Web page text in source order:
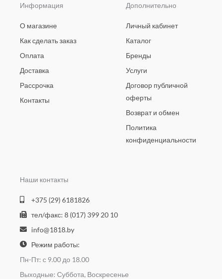
Информация
О магазине
Как сделать заказ
Оплата
Доставка
Рассрочка
Контакты
Дополнительно
Личный кабинет
Каталог
Бренды
Услуги
Договор публичной
оферты
Возврат и обмен
Политика
конфиденциальности
Наши контакты
+375 (29) 6181826
тел/факс: 8 (017) 399 20 10
info@1818.by
Режим работы:
Пн-Пт: с 9.00 до 18.00
Выходные: Суббота, Воскресенье